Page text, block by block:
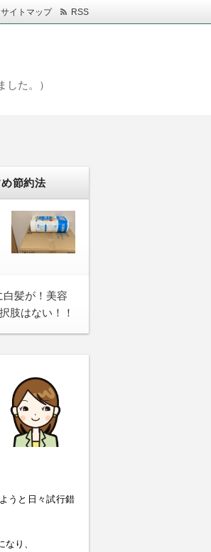
サイトマップ RSS
た。）
節約法
髪が！美容
肢はない！！
うと日々試行錯
り、